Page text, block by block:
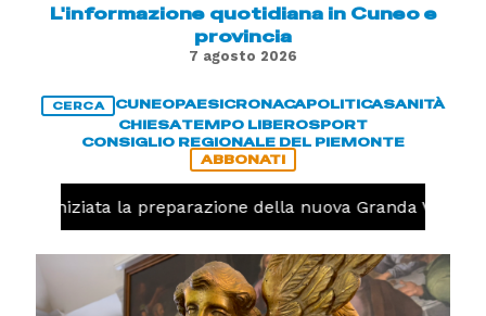
L'informazione quotidiana in Cuneo e
provincia
7 agosto 2026
CERCA CUNEOPAESICRONACAPOLITICASANITÀ
CHIESATEMPO LIBEROSPORT
CONSIGLIO REGIONALE DEL PIEMONTE
ABBONATI
iniziata la preparazione della nuova Granda Volley